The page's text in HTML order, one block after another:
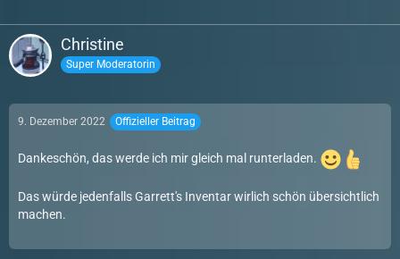
Christine
Super Moderatorin
9. Dezember 2022 Offizieller Beitrag
Dankeschön, das werde ich mir gleich mal runterladen.
Das würde jedenfalls Garrett's Inventar wirlich schön übersichtlich
machen.